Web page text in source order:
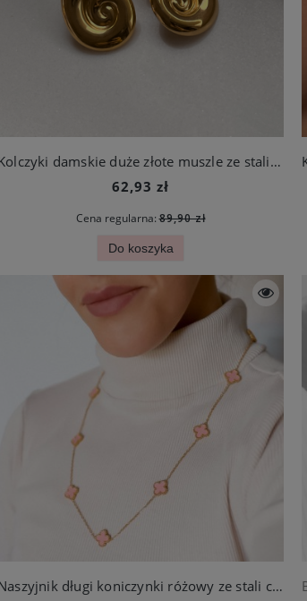
Kolczyki damskie duże złote muszle ze stali chirurgicznej
62,93 zł
Cena regularna:89,90 zł
Do koszyka
Naszyjnik długi koniczynki różowy ze stali chirurgicznej